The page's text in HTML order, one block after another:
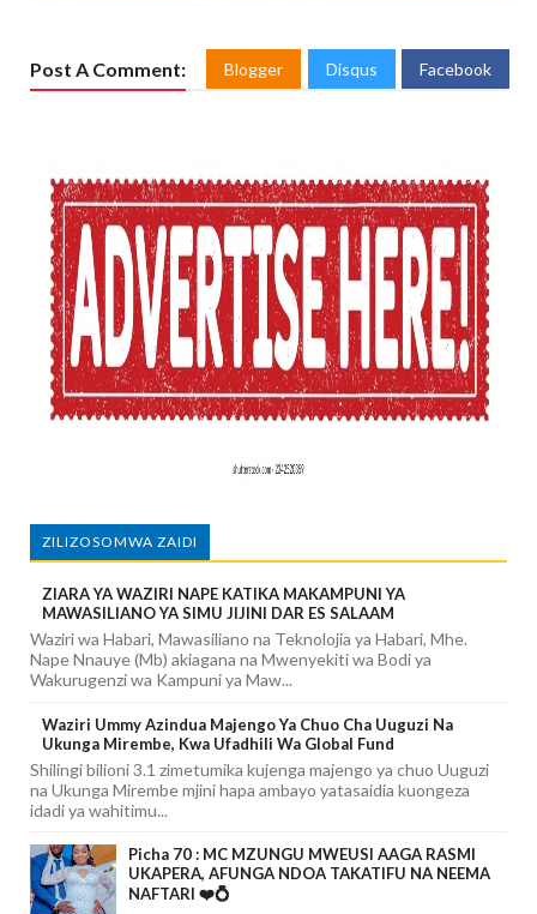
Post A Comment: Blogger Disqus Facebook
ZILIZOSOMWA ZAIDI
ZIARA YA WAZIRI NAPE KATIKA MAKAMPUNI YA
MAWASILIANO YA SIMU JIJINI DAR ES SALAAM
Waziri wa Habari, Mawasiliano na Teknolojia ya Habari, Mhe.
Nape Nnauye (Mb) akiagana na Mwenyekiti wa Bodi ya
Wakurugenzi wa Kampuni ya Maw...
Waziri Ummy Azindua Majengo Ya Chuo Cha Uuguzi Na
Ukunga Mirembe, Kwa Ufadhili Wa Global Fund
Shilingi bilioni 3.1 zimetumika kujenga majengo ya chuo Uuguzi
na Ukunga Mirembe mjini hapa ambayo yatasaidia kuongeza
idadi ya wahitimu...
Picha 70 : MC MZUNGU MWEUSI AAGA RASMI
UKAPERA, AFUNGA NDOA TAKATIFU NA NEEMA
NAFTARI ❤️💍